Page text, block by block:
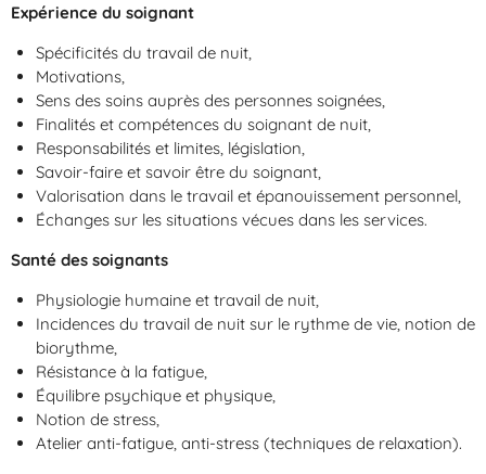
Expérience du soignant
Spécificités du travail de nuit,
Motivations,
Sens des soins auprès des personnes soignées,
Finalités et compétences du soignant de nuit,
Responsabilités et limites, législation,
Savoir-faire et savoir être du soignant,
Valorisation dans le travail et épanouissement personnel,
Échanges sur les situations vécues dans les services.
Santé des soignants
Physiologie humaine et travail de nuit,
Incidences du travail de nuit sur le rythme de vie, notion de
biorythme,
Résistance à la fatigue,
Équilibre psychique et physique,
Notion de stress,
Atelier anti-fatigue, anti-stress (techniques de relaxation).